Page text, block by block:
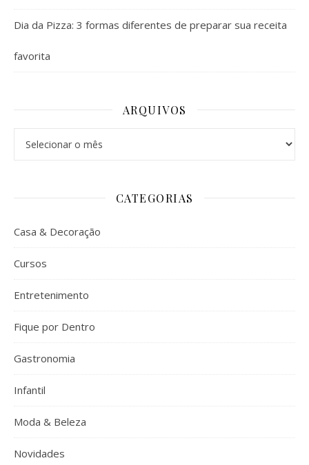
Dia da Pizza: 3 formas diferentes de preparar sua receita
favorita
ARQUIVOS
CATEGORIAS
Casa & Decoração
Cursos
Entretenimento
Fique por Dentro
Gastronomia
Infantil
Moda & Beleza
Novidades